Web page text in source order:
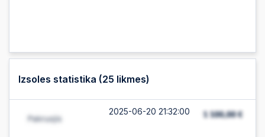
Izsoles statistika (25 likmes)
2025-06-20 21:32:00